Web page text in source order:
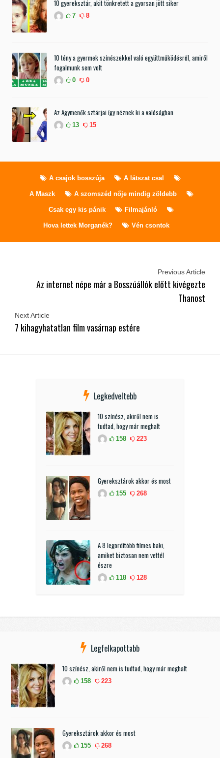
10 gyereksztár, akit tönkretett a gyorsan jött siker
7 8
10 tény a gyermek színészekkel való együttműködésről, amiről
fogalmunk sem volt
0 0
Az Agymenők sztárjai így néznek ki a valóságban
13 15
A csajok bosszúja A látszat csal
A Maszk A szomszéd nője mindig zöldebb
Csak egy kis pánik Filmajánló
Hova lettek Morganék? Vén csontok
Previous Article
Az internet népe már a Bosszúállók előtt kivégezte
Thanost
Next Article
7 kihagyhatatlan film vasárnap estére
Legkedveltebb
10 színész, akiről nem is
tudtad, hogy már meghalt
158 223
Gyereksztárok akkor és most
155 268
A 8 legordítóbb filmes baki,
amiket biztosan nem vettél
észre
118 128
Legfelkapottabb
10 színész, akiről nem is tudtad, hogy már meghalt
158 223
Gyereksztárok akkor és most
155 268